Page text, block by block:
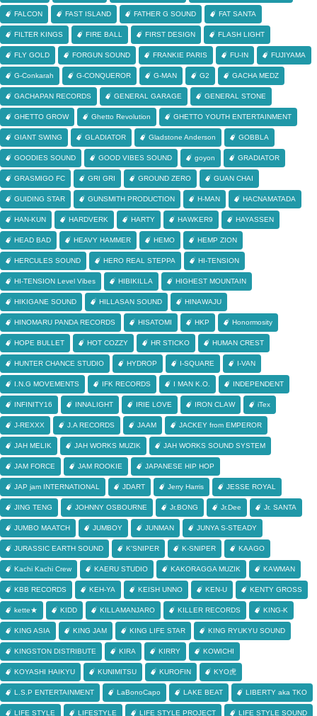
FALCON FAST ISLAND FATHER G SOUND FAT SANTA
FILTER KINGS FIRE BALL FIRST DESIGN FLASH LIGHT
FLY GOLD FORGUN SOUND FRANKIE PARIS FU-IN FUJIYAMA
G-Conkarah G-CONQUEROR G-MAN G2 GACHA MEDZ
GACHAPAN RECORDS GENERAL GARAGE GENERAL STONE
GHETTO GROW Ghetto Revolution GHETTO YOUTH ENTERTAINMENT
GIANT SWING GLADIATOR Gladstone Anderson GOBBLA
GOODIES SOUND GOOD VIBES SOUND goyon GRADIATOR
GRASMIGO FC GRI GRI GROUND ZERO GUAN CHAI
GUIDING STAR GUNSMITH PRODUCTION H-MAN HACNAMATADA
HAN-KUN HARDVERK HARTY HAWKER9 HAYASSEN
HEAD BAD HEAVY HAMMER HEMO HEMP ZION
HERCULES SOUND HERO REAL STEPPA HI-TENSION
HI-TENSION Level Vibes HIBIKILLA HIGHEST MOUNTAIN
HIKIGANE SOUND HILLASAN SOUND HINAWAJU
HINOMARU PANDA RECORDS HISATOMI HKP Honormosity
HOPE BULLET HOT COZZY HR STICKO HUMAN CREST
HUNTER CHANCE STUDIO HYDROP I-SQUARE I-VAN
I.N.G MOVEMENTS IFK RECORDS I MAN K.O. INDEPENDENT
INFINITY16 INNALIGHT IRIE LOVE IRON CLAW iTex
J-REXXX J.A RECORDS JAAM JACKEY from EMPEROR
JAH MELIK JAH WORKS MUZIK JAH WORKS SOUND SYSTEM
JAM FORCE JAM ROOKIE JAPANESE HIP HOP
JAP jam INTERNATIONAL JDART Jerry Harris JESSE ROYAL
JING TENG JOHNNY OSBOURNE Jr.BONG Jr.Dee Jr. SANTA
JUMBO MAATCH JUMBOY JUNMAN JUNYA S-STEADY
JURASSIC EARTH SOUND K'SNIPER K-SNIPER KAAGO
Kachi Kachi Crew KAERU STUDIO KAKORAGGA MUZIK KAWMAN
KBB RECORDS KEH-YA KEISH UNNO KEN-U KENTY GROSS
kette★ KIDD KILLAMANJARO KILLER RECORDS KING-K
KING ASIA KING JAM KING LIFE STAR KING RYUKYU SOUND
KINGSTON DISTRIBUTE KIRA KIRRY KOWICHI
KOYASHI HAIKYU KUNIMITSU KUROFIN KYO虎
L.S.P ENTERTAINMENT LaBonoCapo LAKE BEAT LIBERTY aka TKO
LIFE STYLE LIFESTYLE LIFE STYLE PROJECT LIFE STYLE SOUND